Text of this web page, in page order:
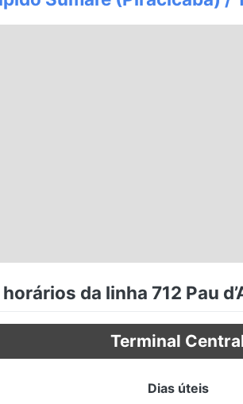
da linha 712 Pau
Terminal
Dias úteis